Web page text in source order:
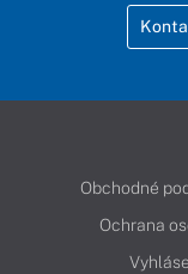
Obchodné
Ochrana